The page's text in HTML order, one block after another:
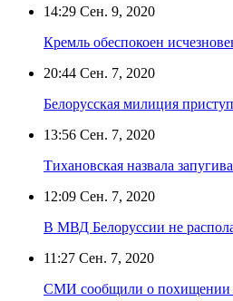
14:29 Сен. 9, 2020
Кремль обеспокоен
20:44 Сен. 7, 2020
Белорусская милиция
13:56 Сен. 7, 2020
Тихановская назвала
12:09 Сен. 7, 2020
В МВД Белоруссии не
11:27 Сен. 7, 2020
СМИ сообщили о похищении